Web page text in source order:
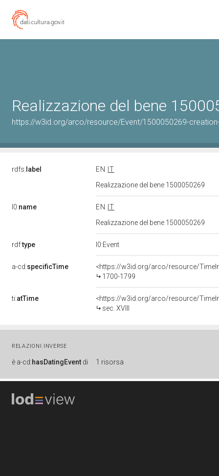
Realizzazione del bene
https://w3id.org/arco/resource/Event/1500050269-
rdfs: label EN
IT
Realizzazione del bene 1500050269
l0:name EN
IT
Realizzazione del bene 1500050269
rdf:type l0:Event
a-cd:specificTime
<https://w3id.org/arco/resource/
1700-1799
ti:atTime
<https://w3id.org/arco/resource/
sec. XVIII
RELAZIONI INVERSE
è a-cd:hasDatingEvent di 1 risorsa